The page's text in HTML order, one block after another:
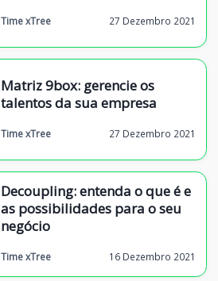
Time xTree 27 Dezembro 2021
Matriz 9box: gerencie os
talentos da sua empresa
Time xTree 27 Dezembro 2021
Decoupling: entenda o que é e
as possibilidades para o seu
negócio
Time xTree 16 Dezembro 2021